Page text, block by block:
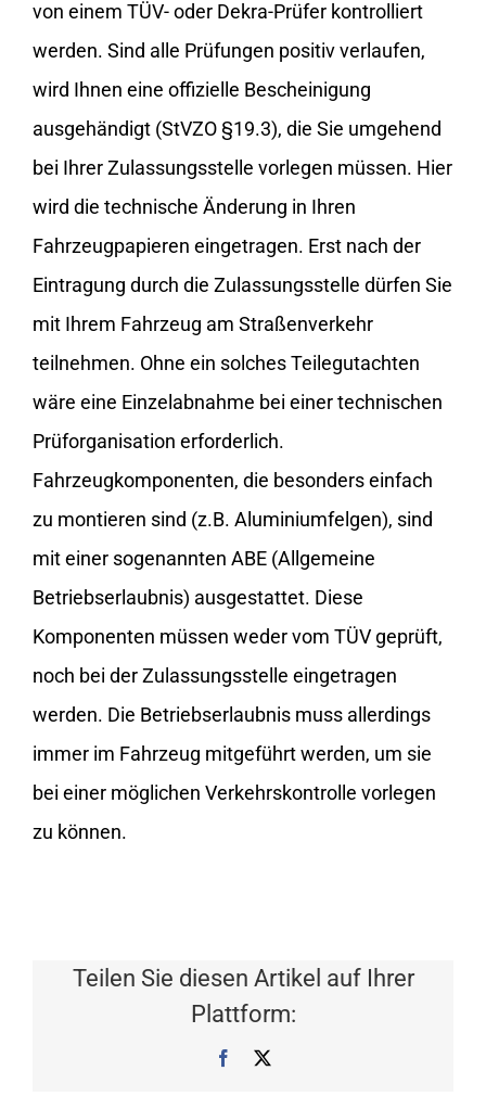
von einem TÜV- oder Dekra-Prüfer kontrolliert
werden. Sind alle Prüfungen positiv verlaufen,
wird Ihnen eine offizielle Bescheinigung
ausgehändigt (StVZO §19.3), die Sie umgehend
bei Ihrer Zulassungsstelle vorlegen müssen. Hier
wird die technische Änderung in Ihren
Fahrzeugpapieren eingetragen. Erst nach der
Eintragung durch die Zulassungsstelle dürfen Sie
mit Ihrem Fahrzeug am Straßenverkehr
teilnehmen. Ohne ein solches Teilegutachten
wäre eine Einzelabnahme bei einer technischen
Prüforganisation erforderlich.
Fahrzeugkomponenten, die besonders einfach
zu montieren sind (z.B. Aluminiumfelgen), sind
mit einer sogenannten ABE (Allgemeine
Betriebserlaubnis) ausgestattet. Diese
Komponenten müssen weder vom TÜV geprüft,
noch bei der Zulassungsstelle eingetragen
werden. Die Betriebserlaubnis muss allerdings
immer im Fahrzeug mitgeführt werden, um sie
bei einer möglichen Verkehrskontrolle vorlegen
zu können.
Teilen Sie diesen Artikel auf Ihrer
Plattform:
Facebook